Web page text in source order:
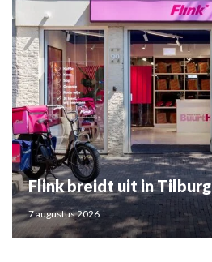
Flink breidt uit in Tilburg
7 augustus 2026